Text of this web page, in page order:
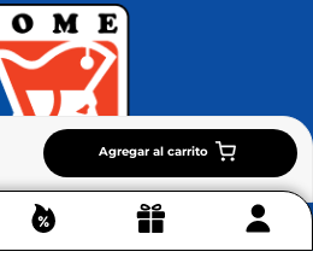
Agregar al carrito